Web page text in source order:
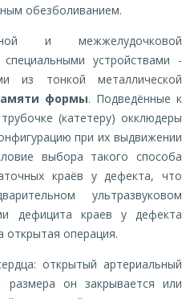
обезболиванием.
и межжелудочковой
устройствами -
из тонкой металлической
формы. Подведённые к
(катетеру) окклюдеры
при их выдвижении
выбора такого способа
краёв у дефекта, что
ультразвуковом
дефицита краев у дефекта
операция.
открытый артериальный
он закрывается или